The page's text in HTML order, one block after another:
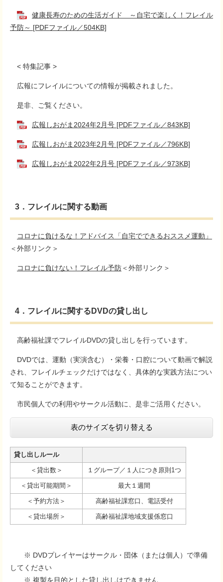
健康長寿のための生活ガイド ～自宅で楽しく！フレイル
予防～ [PDFファイル／504KB]
< 特集記事 >
広報にフレイルについての情報が掲載されました。
是非、ご覧ください。
広報しおがま2024年2月号 [PDFファイル／843KB]
広報しおがま2023年2月号 [PDFファイル／796KB]
広報しおがま2022年2月号 [PDFファイル／973KB]
3．フレイルに関する動画
コロナに負けるな！アドバイス「自宅でできるおススメ運動」
＜外部リンク＞
コロナに負けない！フレイル予防＜外部リンク＞
4．フレイルに関するDVDの貸し出し
高齢福祉課でフレイルDVDの貸し出しを行っています。
DVDでは、運動（実演含む）・栄養・口腔について動画で解説
され、フレイルチェックだけではなく、具体的な実践方法につい
て知ることができます。
市民個人での利用やサークル活動に、是非ご活用ください。
表のサイズを切り替える
貸し出しルール
＜貸出数＞ １グループ／１人につき原則1つ
＜貸出可能期間＞ 最大１週間
＜予約方法＞ 高齢福祉課窓口、電話受付
＜貸出場所＞ 高齢福祉課地域支援係窓口
※ DVDプレイヤーはサークル・団体（または個人）で準備
してください
※ 複製を目的とした貸し出しはできません